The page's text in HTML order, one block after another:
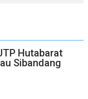
Hutabarat
Sibandang